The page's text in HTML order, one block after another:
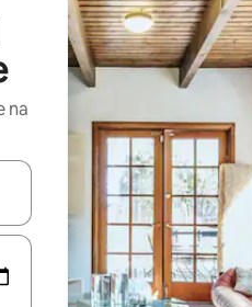
na
koristeći se strelicama